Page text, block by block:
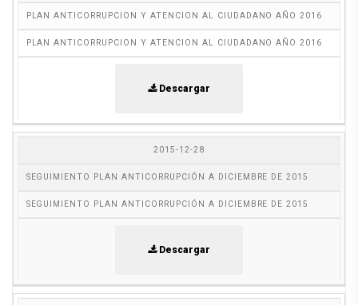
PLAN ANTICORRUPCION Y ATENCION AL CIUDADANO AÑO 2016
PLAN ANTICORRUPCION Y ATENCION AL CIUDADANO AÑO 2016
Descargar
2015-12-28
SEGUIMIENTO PLAN ANTICORRUPCIÓN A DICIEMBRE DE 2015
SEGUIMIENTO PLAN ANTICORRUPCIÓN A DICIEMBRE DE 2015
Descargar